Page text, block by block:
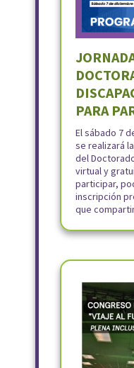
PARA
El sábado 7
se realizará
del
virtual y
participar,
inscripción
que